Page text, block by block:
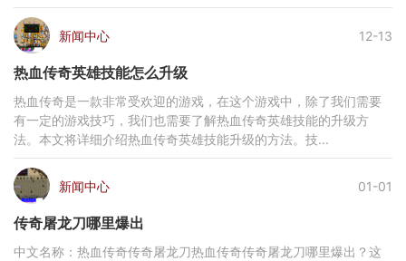
新闻中心 12-13
热血传奇英雄技能怎么升级
热血传奇是一款非常受欢迎的游戏，在这个游戏中，除了我们需要
有一定的游戏技巧，我们也需要了解热血传奇英雄技能的升级方
法。本文将详细介绍热血传奇英雄技能升级的方法。技...
新闻中心 01-01
传奇屠龙刀哪里爆出
中文名称：热血传奇传奇屠龙刀热血传奇传奇屠龙刀哪里爆出？这